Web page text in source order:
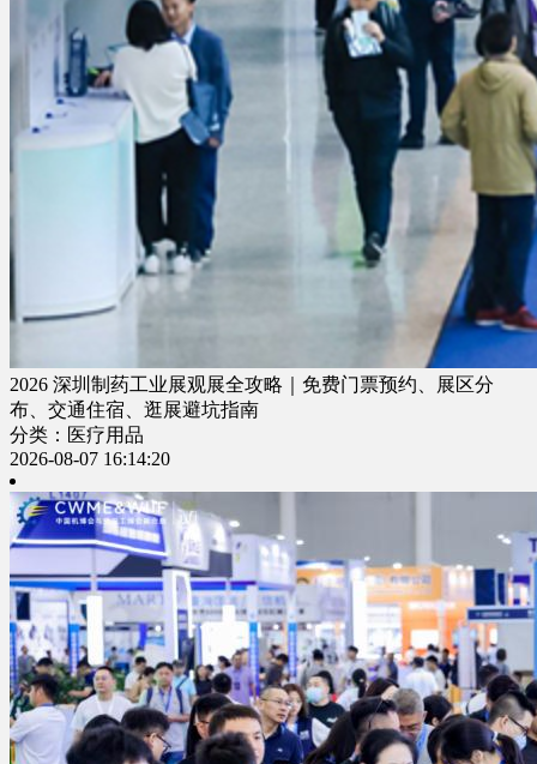
2026 深圳制药工业展观展全攻略｜免费门票预约、展区分
布、交通住宿、逛展避坑指南
分类：医疗用品
2026-08-07 16:14:20